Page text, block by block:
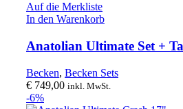
Auf die Merkliste
In den Warenkorb
Anatolian Ultimate Set +
Becken, Becken Sets
€ 749,00 inkl. MwSt.
-6%